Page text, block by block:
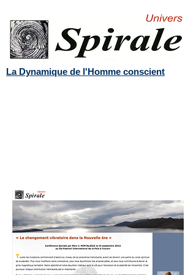
La Dynamique de l'Homme conscient